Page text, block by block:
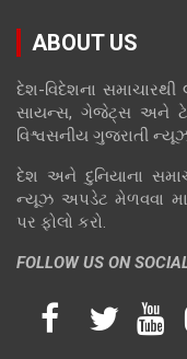
ABOUT US
દેશ-વિદેશના
સાયન્સ, ગેજેટ્સ અને
વિશ્વસનીય ગુજરાતી ન્યૂઝ
દેશ અને દુનિયાના
ન્યૂઝ અપડેટ મેળવવા
પર ફોલો કરો.
FOLLOW US ON